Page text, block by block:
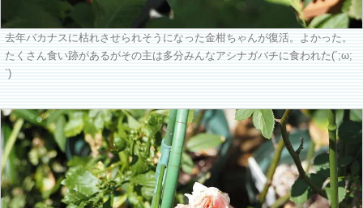
去年バカナスに枯れさせられそうになった金柑ちゃんが復活。よかった。
たくさん食い跡があるがその主は多分みんなアシナガバチに食われた(´;ω;
`)